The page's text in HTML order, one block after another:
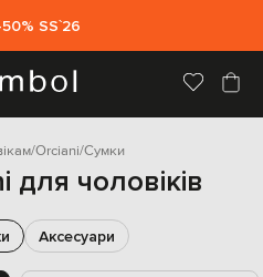
SS`26
Orciani Сумки
чоловіків
Аксесуари